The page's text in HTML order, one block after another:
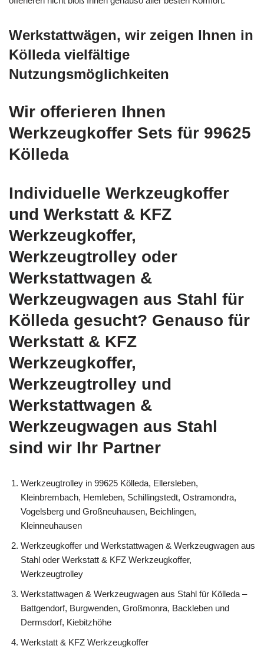
Werkstattwägen, wir zeigen Ihnen in
Kölleda vielfältige
Nutzungsmöglichkeiten
Wir offerieren Ihnen
Werkzeugkoffer Sets für 99625
Kölleda
Individuelle Werkzeugkoffer
und Werkstatt & KFZ
Werkzeugkoffer,
Werkzeugtrolley oder
Werkstattwagen &
Werkzeugwagen aus Stahl für
Kölleda gesucht? Genauso für
Werkstatt & KFZ
Werkzeugkoffer,
Werkzeugtrolley und
Werkstattwagen &
Werkzeugwagen aus Stahl
sind wir Ihr Partner
Werkzeugtrolley in 99625 Kölleda, Ellersleben,
Kleinbrembach, Hemleben, Schillingstedt, Ostramondra,
Vogelsberg und Großneuhausen, Beichlingen,
Kleinneuhausen
Werkzeugkoffer und Werkstattwagen & Werkzeugwagen aus
Stahl oder Werkstatt & KFZ Werkzeugkoffer,
Werkzeugtrolley
Werkstattwagen & Werkzeugwagen aus Stahl für Kölleda –
Battgendorf, Burgwenden, Großmonra, Backleben und
Dermsdorf, Kiebitzhöhe
Werkstatt & KFZ Werkzeugkoffer